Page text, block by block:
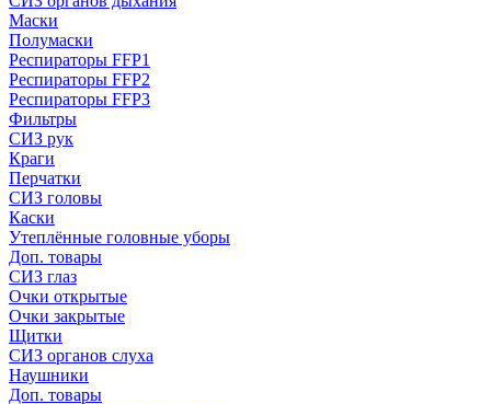
Маски
Полумаски
Респираторы FFP1
Респираторы FFP2
Респираторы FFP3
Фильтры
СИЗ рук
Краги
Перчатки
СИЗ головы
Каски
Утеплённые головные уборы
Доп. товары
СИЗ глаз
Очки открытые
Очки закрытые
Щитки
СИЗ органов слуха
Наушники
Доп. товары